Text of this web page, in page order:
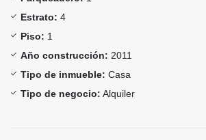
Estrato: 4
Piso: 1
Año construcción: 2011
Tipo de inmueble: Casa
Tipo de negocio: Alquiler